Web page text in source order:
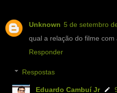
Unknown 5 de setembro
qual a relação do filme com
Responder
Respostas
Eduardo Cambuí Jr